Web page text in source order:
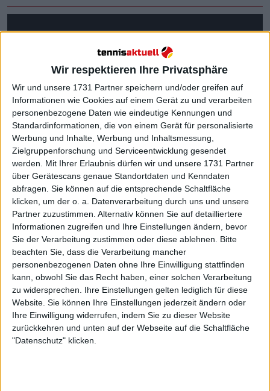
Wir respektieren Ihre Privatsphäre
Wir und unsere 1731 Partner speichern und/oder greifen auf
Informationen wie Cookies auf einem Gerät zu und verarbeiten
personenbezogene Daten wie eindeutige Kennungen und
Standardinformationen, die von einem Gerät für personalisierte
Werbung und Inhalte, Werbung und Inhaltsmessung,
Zielgruppenforschung und Serviceentwicklung gesendet
werden. Mit Ihrer Erlaubnis dürfen wir und unsere 1731 Partner
über Gerätescans genaue Standortdaten und Kenndaten
abfragen. Sie können auf die entsprechende Schaltfläche
klicken, um der o. a. Datenverarbeitung durch uns und unsere
Partner zuzustimmen. Alternativ können Sie auf detailliertere
Informationen zugreifen und Ihre Einstellungen ändern, bevor
Sie der Verarbeitung zustimmen oder diese ablehnen. Bitte
beachten Sie, dass die Verarbeitung mancher
personenbezogenen Daten ohne Ihre Einwilligung stattfinden
kann, obwohl Sie das Recht haben, einer solchen Verarbeitung
zu widersprechen. Ihre Einstellungen gelten lediglich für diese
Website. Sie können Ihre Einstellungen jederzeit ändern oder
Ihre Einwilligung widerrufen, indem Sie zu dieser Website
zurückkehren und unten auf der Webseite auf die Schaltfläche
"Datenschutz" klicken.
Weiterlesen
Ein Rückblick auf die Zeit, als ein
kränkelnder Djokovic-Shapovalov
besiegte und den Titel beim
Paris Masters 2019 gewann